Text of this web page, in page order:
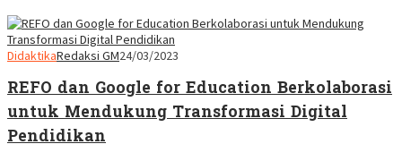
DidaktikaRedaksi GM24/03/2023
REFO dan Google for Education Berkolaborasi
untuk Mendukung Transformasi Digital
Pendidikan